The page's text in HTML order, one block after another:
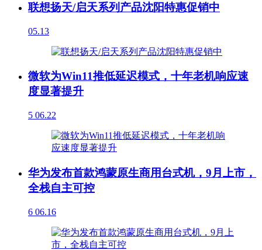
联想扬天/启天系列产品沈阳特惠促销中
05.13
微软为Win11推低延迟模式，十年老机响应速
度显著提升
5 06.22
华为发布首款鸿蒙原生商用台式机，9月上市，
全栈自主可控
6 06.16